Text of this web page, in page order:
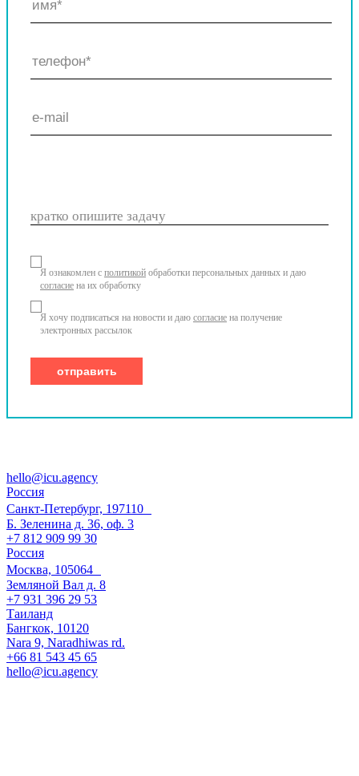
кратко опишите задачу
Я ознакомлен с политикой обработки персональных данных и даю
согласие на их обработку
Я хочу подписаться на новости и даю согласие на получение
электронных рассылок
hello@icu.agency
Россия
Санкт-Петербург, 197110
Б. Зеленина д. 36, оф. 3
+7 812 909 99 30
Россия
Москва, 105064
Земляной Вал д. 8
+7 931 396 29 53
Таиланд
Бангкок, 10120
Nara 9, Naradhiwas rd.
+66 81 543 45 65
hello@icu.agency